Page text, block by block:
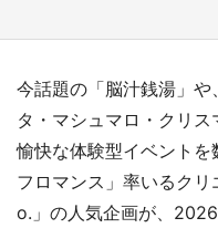
今話題の「脳汁銭湯」や
タ・マシュマロ・クリ
愉快な体験型イベント
フロマンス」率いるク
o.」の人気企画が、